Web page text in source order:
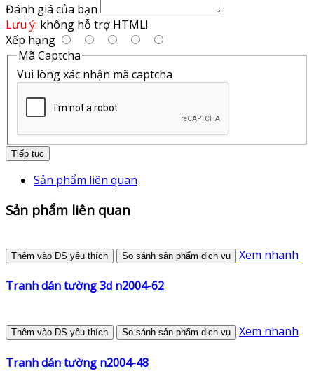
Đánh giá của bạn
Lưu ý: không hỗ trợ HTML!
Xếp hạng
Mã Captcha
Vui lòng xác nhận mã captcha
Tiếp tục
Sản phẩm liên quan
Sản phẩm liên quan
Thêm vào DS yêu thích So sánh sản phẩm dịch vụ Xem nhanh
Tranh dán tường 3d n2004-62
Thêm vào DS yêu thích So sánh sản phẩm dịch vụ Xem nhanh
Tranh dán tường n2004-48